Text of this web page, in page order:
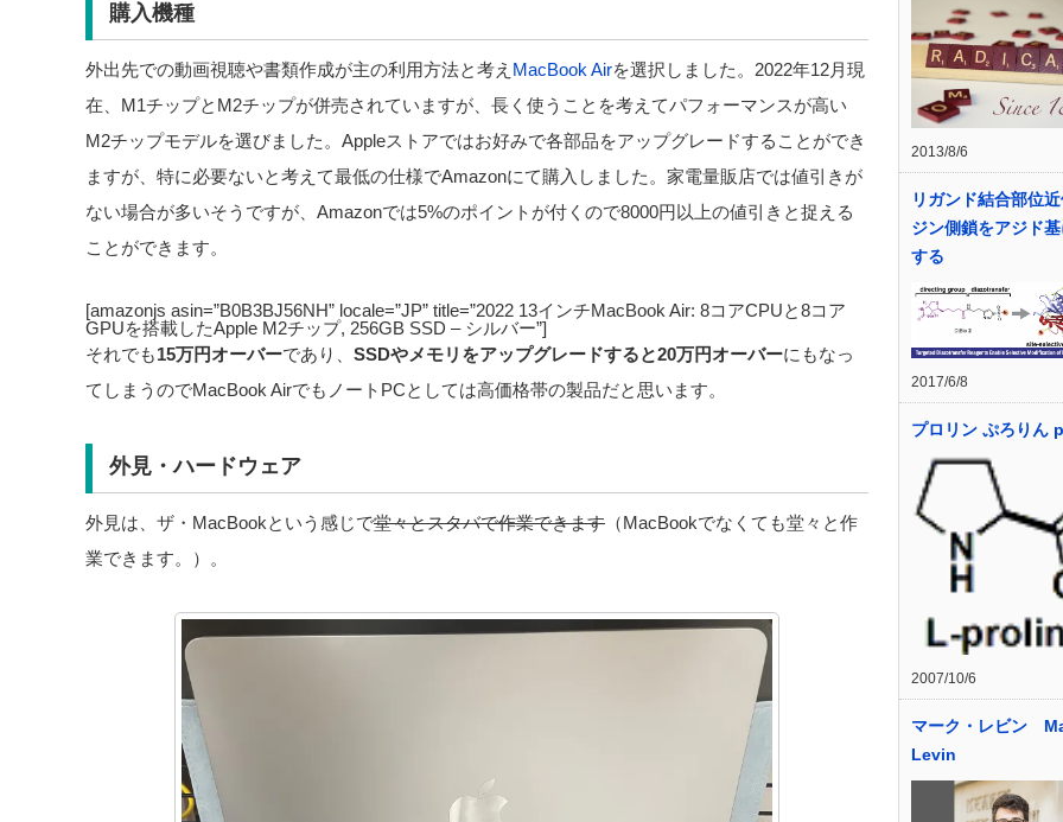
購入機種
外出先での動画視聴や書類作成が主の利用方法と考え MacBook Airを選択しました。2022年12月現
在、M1チップとM2チップが併売されていますが、長く使うことを考えてパフォーマンスが高い
M2チップモデルを選びました。Appleストアではお好みで各部品をアップグレードすることができ
ますが、特に必要ないと考えて最低の仕様でAmazonにて購入しました。家電量販店では値引きが
ない場合が多いそうですが、Amazonでは5%のポイントが付くので8000円以上の値引きと捉える
ことができます。
[amazonjs asin=”B0B3BJ56NH” locale=”JP” title=”2022 13インチMacBook Air: 8コアCPUと8コア
GPUを搭載したApple M2チップ, 256GB SSD – シルバー”]
それでも15万円オーバーであり、 SSDやメモリをアップグレードすると20万円オーバーにもなっ
てしまうのでMacBook AirでもノートPCとしては高価格帯の製品だと思います。
外見・ハードウェア
外見は、ザ・MacBookという感じで堂々とスタバで作業できます （MacBookでなくても堂々と作
業できます。）。
2013/8/6
リガンド結合部位
ジン側鎖をアジド
する
2017/6/8
プロリン ぷろりん
2007/10/6
マーク・レビン
Levin